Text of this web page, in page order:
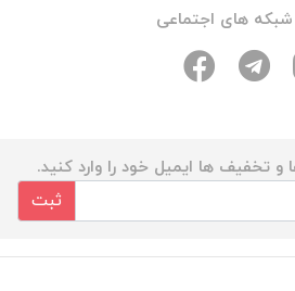
شبکه های اجتماعی
و تخفیف ها ایمیل خود را وارد کنید.
ثبت